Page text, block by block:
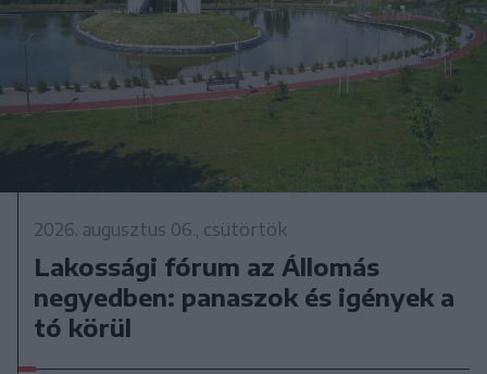
2026. augusztus 06., csütörtök
Lakossági fórum az Állomás
negyedben: panaszok és igények a
tó körül